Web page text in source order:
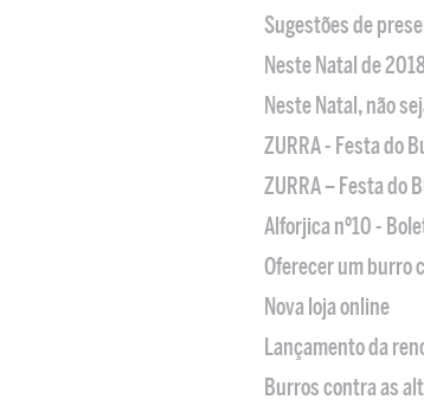
Sugestões de
Neste Natal de
Neste Natal, não
ZURRA - Festa do
ZURRA – Festa do
Alforjica nº10 -
Oferecer um burro
Nova loja online
Lançamento da
Burros contra as